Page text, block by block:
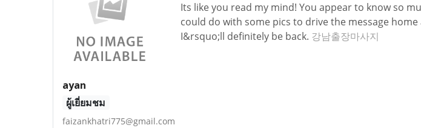
ayan
ผู้เยี่ยมชม
faizankhatri775@gmail.com
Its like you read my mind! You appear to know so
could do with some pics to drive the message
I&rsquo;ll definitely be back. 강남출장마사지